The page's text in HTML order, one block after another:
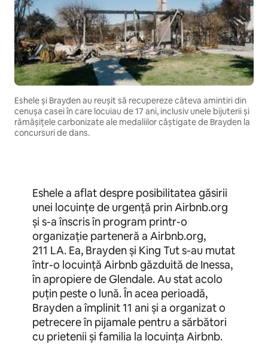
Eshele și Brayden au reușit să recupereze câteva amintiri din
cenușa casei în care locuiau de 17 ani, inclusiv unele bijuterii și
rămășițele carbonizate ale medaliilor câștigate de Brayden la
concursuri de dans.
Eshele a aflat despre posibilitatea găsirii
unei locuințe de urgență prin Airbnb.org
și s-a înscris în program printr-o
organizație parteneră a Airbnb.org,
211 LA. Ea, Brayden și King Tut s-au mutat
într-o locuință Airbnb găzduită de Inessa,
în apropiere de Glendale. Au stat acolo
puțin peste o lună. În acea perioadă,
Brayden a împlinit 11 ani și a organizat o
petrecere în pijamale pentru a sărbători
cu prietenii și familia la locuința Airbnb.